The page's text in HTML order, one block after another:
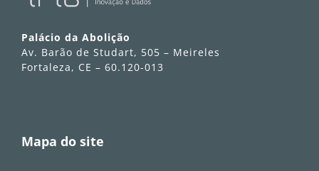
Palácio da Abolição
Av. Barão de Studart, 505 – Meireles
Fortaleza, CE – 60.120-013
Mapa do site